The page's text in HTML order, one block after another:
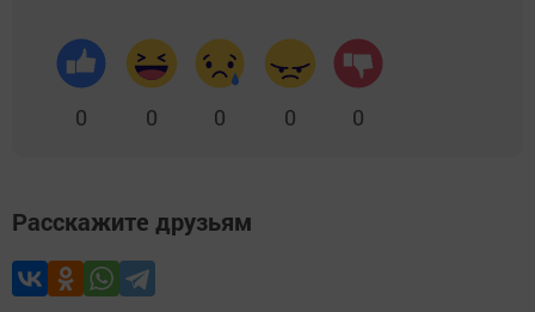
0 0 0 0 0
Расскажите друзьям